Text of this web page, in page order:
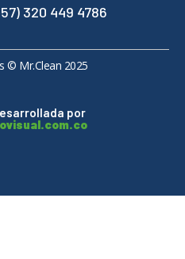
320 449 4786
© Mr.Clean 2025
por